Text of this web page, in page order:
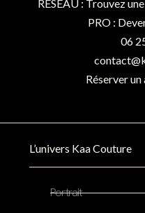
L’univers Kaa Couture
Portrait
RESEAU : Trouvez
PRO :
06
Réserver